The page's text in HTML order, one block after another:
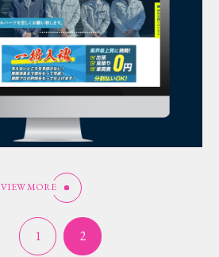
VIEW MORE
1 2